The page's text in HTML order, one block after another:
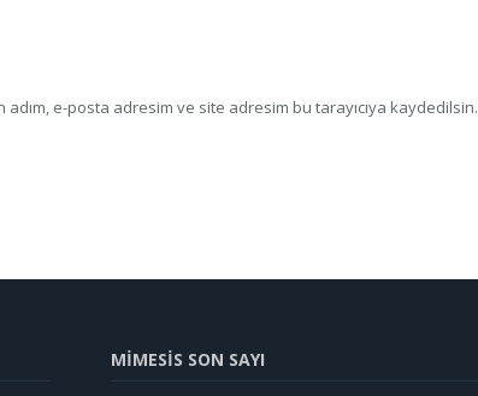
adım, e-posta adresim ve site adresim bu tarayıcıya kaydedilsin.
MİMESİS SON SAYI